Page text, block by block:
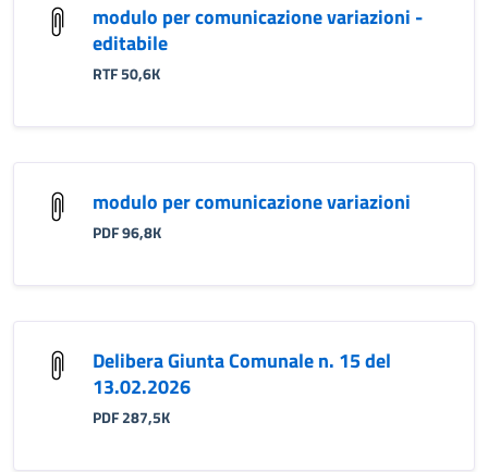
modulo per comunicazione variazioni -
editabile
RTF 50,6K
modulo per comunicazione variazioni
PDF 96,8K
Delibera Giunta Comunale n. 15 del
13.02.2026
PDF 287,5K